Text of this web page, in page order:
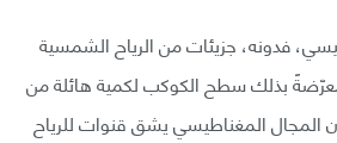
فدونه، جزيئات من الرياح الشمسية
بذلك سطح الكوكب لكمية هائلة من
المجال المغناطيسي يشق قنوات للرياح